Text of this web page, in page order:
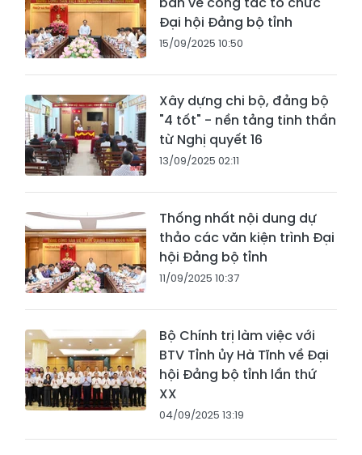
Đại hội Đảng bộ tỉnh
15/09/2025 10:50
Xây dựng chi bộ, đảng bộ
"4 tốt" - nền tảng tinh thần
từ Nghị quyết 16
13/09/2025 02:11
Thống nhất nội dung dự
thảo các văn kiện trình Đại
hội Đảng bộ tỉnh
11/09/2025 10:37
Bộ Chính trị làm việc với
BTV Tỉnh ủy Hà Tĩnh về Đại
hội Đảng bộ tỉnh lần thứ
XX
04/09/2025 13:19